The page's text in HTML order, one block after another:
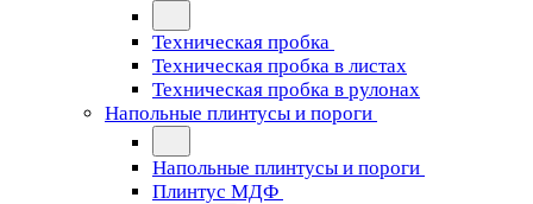
Техническая пробка
Техническая пробка в листах
Техническая пробка в рулонах
Напольные плинтусы и пороги
Напольные плинтусы и пороги
Плинтус МДФ